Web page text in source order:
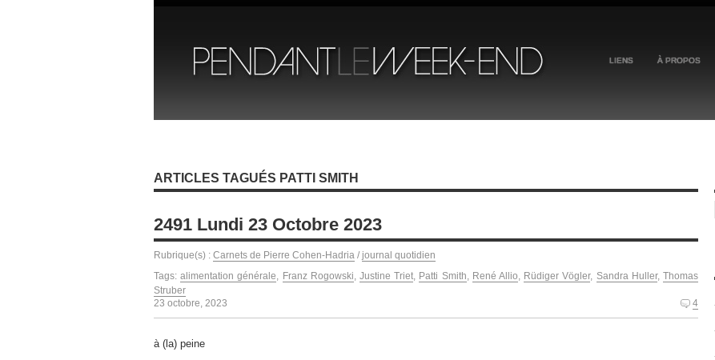
LIENS À PROPOS
ARTICLES TAGUÉS PATTI SMITH
2491 Lundi 23 Octobre 2023
Rubrique(s) : Carnets de Pierre Cohen-Hadria / journal quotidien
Tags:alimentation générale, Franz Rogowski,Justine Triet, Patti Smith, René Allio, Rüdiger Vögler, Sandra Huller,Thomas
Struber
23 octobre, 2023
4
à (la) peine